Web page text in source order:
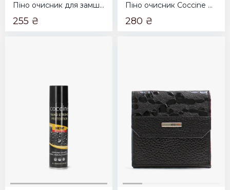
Піно очисник для замші і нубука Coccine/NUBUCK CLEANER 100мл
255 ₴
Піно очисник Coccine NANO SHAMPOO FOAM 150мл
280 ₴